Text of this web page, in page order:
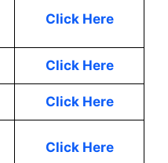
Click Here
Click Here
Click Here
Click Here